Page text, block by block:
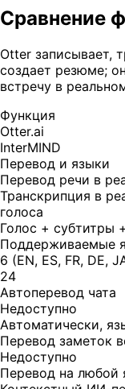
Сравнение
Otter записывает,
создает резюме;
встречу в
Функция
Otter.ai
InterMIND
Перевод и языки
Перевод речи в
Транскрипция в
голоса
Голос + субтитры
Поддерживаемые
6 (EN, ES, FR, DE,
24
Автоперевод чата
Недоступно
Автоматически,
Перевод заметок
Недоступно
Перевод на любой